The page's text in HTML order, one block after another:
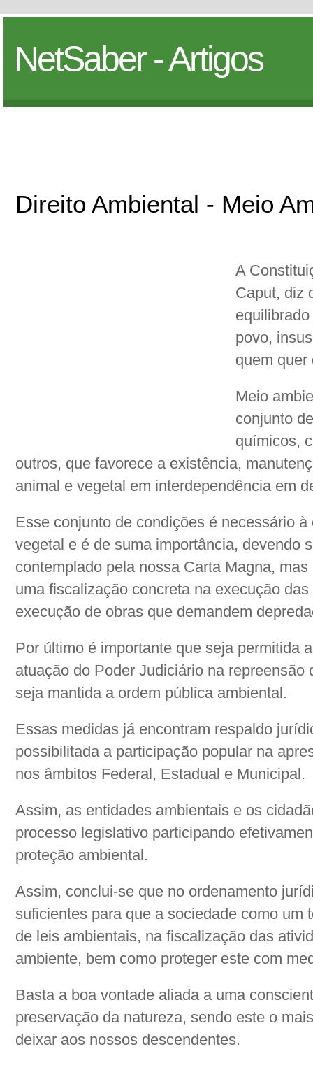
NetSaber - Artigos
Direito Ambiental - Meio
A
Caput, diz
povo,
quem quer
Meio
conjunto
químicos,
outros, que favorece a existência,
animal e vegetal em interdependência em
Esse conjunto de condições é necessário
vegetal e é de suma importância, devendo
contemplado pela nossa Carta Magna,
uma fiscalização concreta na execução
execução de obras que demandem
Por último é importante que seja permitida
atuação do Poder Judiciário na repreensão
seja mantida a ordem pública ambiental.
Essas medidas já encontram respaldo
possibilitada a participação popular na
nos âmbitos Federal, Estadual e Municipal.
Assim, as entidades ambientais e os
processo legislativo participando
proteção ambiental.
Assim, conclui-se que no ordenamento
suficientes para que a sociedade como um
de leis ambientais, na fiscalização das
ambiente, bem como proteger este com
Basta a boa vontade aliada a uma
preservação da natureza, sendo este o
deixar aos nossos descendentes.